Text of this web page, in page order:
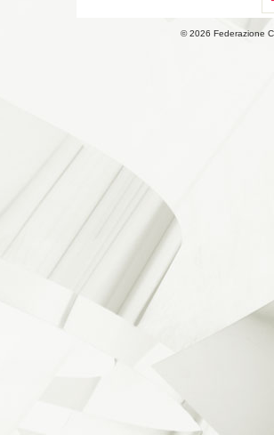
© 2026 Federazione